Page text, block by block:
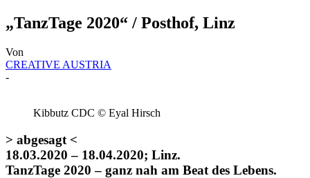
„TanzTage 2020“ / Posthof, Linz
Von
CREATIVE AUSTRIA
-
Kibbutz CDC © Eyal Hirsch
> abgesagt <
18.03.2020 – 18.04.2020; Linz.
TanzTage 2020 – ganz nah am Beat des Lebens.